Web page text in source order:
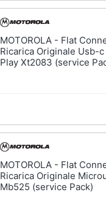
MOTOROLA - Flat
Ricarica Originale Usb-
Play Xt2083 (service
MOTOROLA - Flat
Ricarica Originale
Mb525 (service Pack)